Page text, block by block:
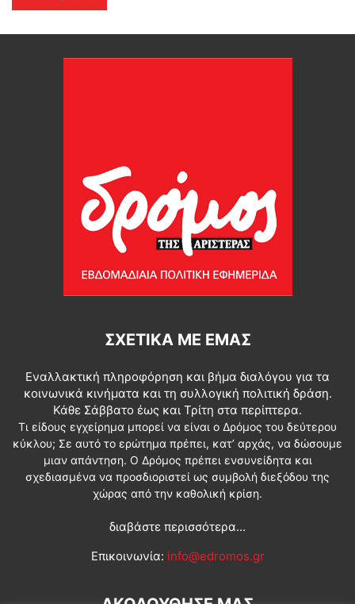
ΣΧΕΤΙΚΆ ΜΕ ΕΜΆΣ
Εναλλακτική πληροφόρηση και βήμα διαλόγου για τα
κοινωνικά κινήματα και τη συλλογική πολιτική δράση.
Κάθε Σάββατο έως και Τρίτη στα περίπτερα.
Τι είδους εγχείρημα μπορεί να είναι ο Δρόμος του δεύτερου
κύκλου; Σε αυτό το ερώτημα πρέπει, κατ’ αρχάς, να δώσουμε
μιαν απάντηση. Ο Δρόμος πρέπει ενσυνείδητα και
σχεδιασμένα να προσδιοριστεί ως συμβολή διεξόδου της
χώρας από την καθολική κρίση.
διαβάστε περισσότερα...
Επικοινωνία: info@edromos.gr